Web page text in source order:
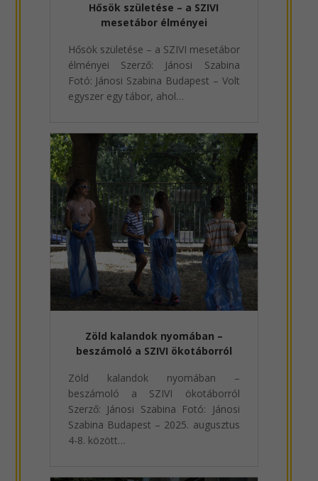
Hősök születése – a SZIVI
mesetábor élményei
Hősök születése – a SZIVI mesetábor
élményei Szerző: Jánosi Szabina
Fotó: Jánosi Szabina Budapest – Volt
egyszer egy tábor, ahol…
Zöld kalandok nyomában –
beszámoló a SZIVI ökotáborról
Zöld kalandok nyomában –
beszámoló a SZIVI ökotáborról
Szerző: Jánosi Szabina Fotó: Jánosi
Szabina Budapest – 2025. augusztus
4-8. között…